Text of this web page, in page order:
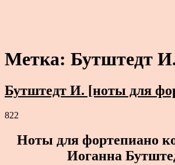
Метка: Бутштедт
Бутштедт И. [ноты для
822
Ноты для фортепиано
Иоганна